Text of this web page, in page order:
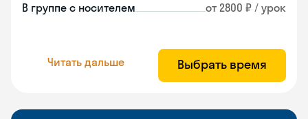
В группе с носителем от 2800 ₽ / урок
Читать дальше Выбрать время